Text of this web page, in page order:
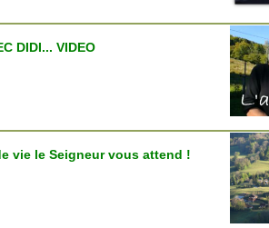
DIDI... VIDEO
vie le Seigneur vous attend !